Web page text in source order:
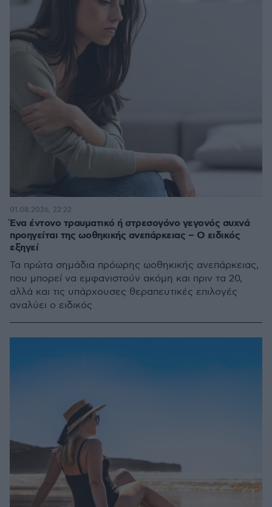
Ένα έντονο τραυματικό ή στρεσογόνο γεγονός συχνά
προηγείται της ωοθηκικής ανεπάρκειας – Ο ειδικός
εξηγεί
Τα πρώτα σημάδια πρόωρης ωοθηκικής ανεπάρκειας,
που μπορεί να εμφανιστούν ακόμη και πριν τα 20,
αλλά και τις υπάρχουσες θεραπευτικές επιλογές
αναλύει ο ειδικός
01.08.2026, 22:22